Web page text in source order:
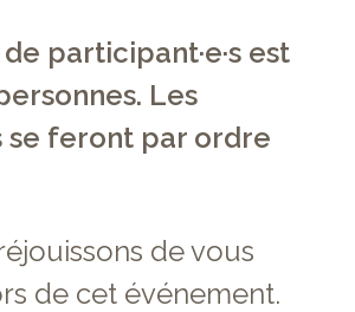
participant·e·s est
Les
se feront par ordre
de vous
de cet événement.